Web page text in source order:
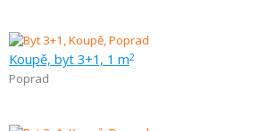
Koupě, byt 3+1, 1 m2
Poprad